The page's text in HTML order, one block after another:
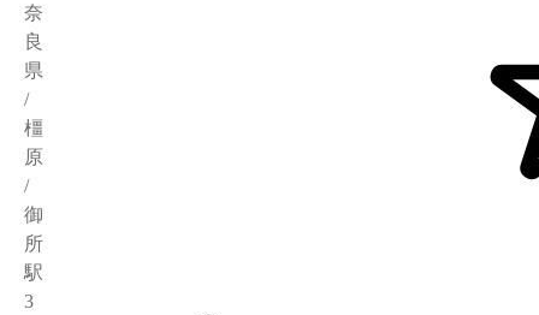
奈
良
県
/
橿
原
/
御
所
駅
3